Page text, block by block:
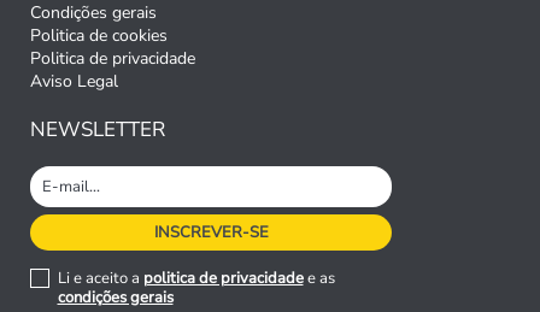
Condições gerais
Politica de cookies
Politica de privacidade
Aviso Legal
NEWSLETTER
Li e aceito a politica de privacidadee as
condições gerais